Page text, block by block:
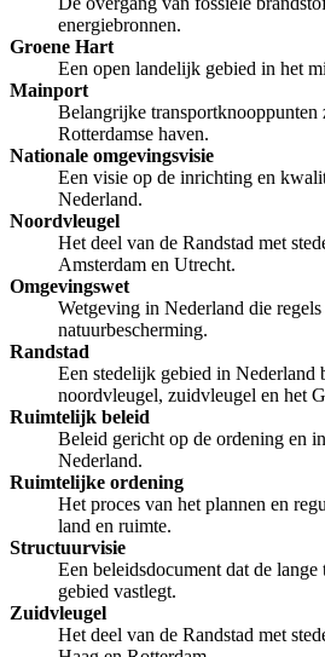
energiebronnen.
Groene Hart
Een open landelijk gebied in het
Mainport
Belangrijke transportknooppunten
Rotterdamse haven.
Nationale omgevingsvisie
Een visie op de inrichting en
Nederland.
Noordvleugel
Het deel van de Randstad met
Amsterdam en Utrecht.
Omgevingswet
Wetgeving in Nederland die
natuurbescherming.
Randstad
Een stedelijk gebied in Nederland
noordvleugel, zuidvleugel en het
Ruimtelijk beleid
Beleid gericht op de ordening en
Nederland.
Ruimtelijke ordening
Het proces van het plannen en
land en ruimte.
Structuurvisie
Een beleidsdocument dat de
gebied vastlegt.
Zuidvleugel
Het deel van de Randstad met